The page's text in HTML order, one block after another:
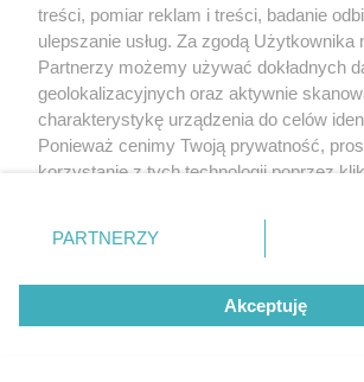
treści, pomiar reklam i treści, badanie
ulepszanie usług. Za zgodą Użytkownika
Partnerzy możemy używać dokładnych
geolokalizacyjnych oraz aktywnie
charakterystykę urządzenia do celów
Ponieważ cenimy Twoją prywatność,
korzystanie z tych technologii poprzez
zmienić/wycofać klikając przycisk
znajdujący się w lewym dolnym rogu
rodzaje przetwarzania danych nie
użytkownika, ale masz prawo sprzeciwić
przetwarzaniu. Preferencje będą miały
PARTNERZY
Akceptuję